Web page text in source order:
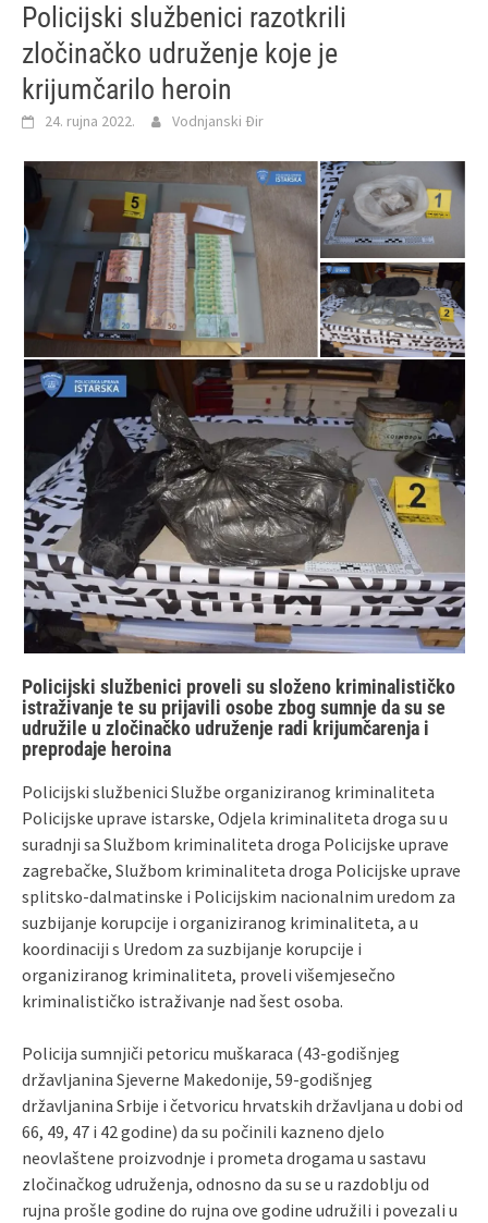
Policijski službenici razotkrili
zločinačko udruženje koje je
krijumčarilo heroin
24. rujna 2022. Vodnjanski Đir
Policijski službenici proveli su složeno kriminalističko
istraživanje te su prijavili osobe zbog sumnje da su se
udružile u zločinačko udruženje radi krijumčarenja i
preprodaje heroina
Policijski službenici Službe organiziranog kriminaliteta
Policijske uprave istarske, Odjela kriminaliteta droga su u
suradnji sa Službom kriminaliteta droga Policijske uprave
zagrebačke, Službom kriminaliteta droga Policijske uprave
splitsko-dalmatinske i Policijskim nacionalnim uredom za
suzbijanje korupcije i organiziranog kriminaliteta, a u
koordinaciji s Uredom za suzbijanje korupcije i
organiziranog kriminaliteta, proveli višemjesečno
kriminalističko istraživanje nad šest osoba.
Policija sumnjiči petoricu muškaraca (43-godišnjeg
državljanina Sjeverne Makedonije, 59-godišnjeg
državljanina Srbije i četvoricu hrvatskih državljana u dobi od
66, 49, 47 i 42 godine) da su počinili kazneno djelo
neovlaštene proizvodnje i prometa drogama u sastavu
zločinačkog udruženja, odnosno da su se u razdoblju od
rujna prošle godine do rujna ove godine udružili i povezali u